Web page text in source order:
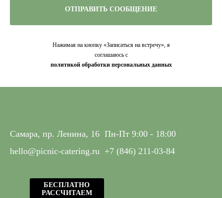
ОТПРАВИТЬ СООБЩЕНИЕ
Нажимая на кнопку «Записаться на встречу», я
соглашаюсь с
политикой обработки персональных данных
Самара, пр. Ленина, 16 Пн-Пт 9:00 - 18:00
hello@picnic-catering.ru +7 (846) 211-03-84
БЕСПЛАТНО
РАССЧИТАЕМ